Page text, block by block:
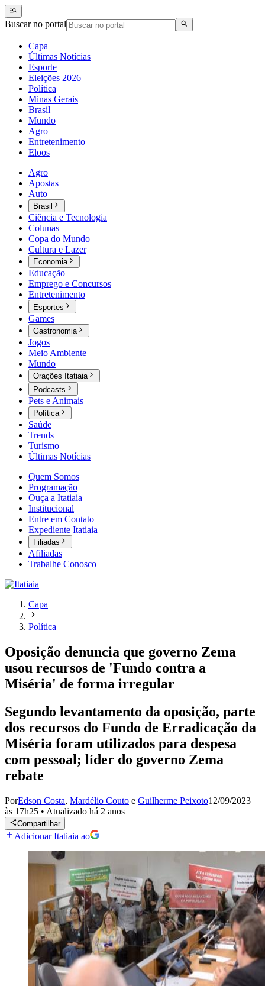
Buscar no portal
Capa
Últimas Notícias
Esporte
Eleições 2026
Política
Minas Gerais
Brasil
Mundo
Agro
Entretenimento
Eloos
Agro
Apostas
Auto
Brasil
Ciência e Tecnologia
Colunas
Copa do Mundo
Cultura e Lazer
Economia
Educação
Emprego e Concursos
Entretenimento
Esportes
Games
Gastronomia
Jogos
Meio Ambiente
Mundo
Orações Itatiaia
Podcasts
Pets e Animais
Política
Saúde
Trends
Turismo
Últimas Notícias
Quem Somos
Programação
Ouça a Itatiaia
Institucional
Entre em Contato
Expediente Itatiaia
Filiadas
Afiliadas
Trabalhe Conosco
Capa
Política
Oposição denuncia que governo Zema
usou recursos de 'Fundo contra a
Miséria' de forma irregular
Segundo levantamento da oposição, parte
dos recursos do Fundo de Erradicação da
Miséria foram utilizados para despesa
com pessoal; líder do governo Zema
rebate
PorEdson Costa, Mardélio Couto e Guilherme Peixoto12/09/2023
às 17h25 • Atualizado há 2 anos
Compartilhar
Adicionar Itatiaia ao